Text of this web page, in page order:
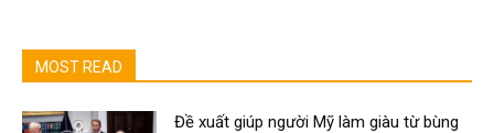
MOST READ
Đề xuất giúp người Mỹ làm giàu từ bùng